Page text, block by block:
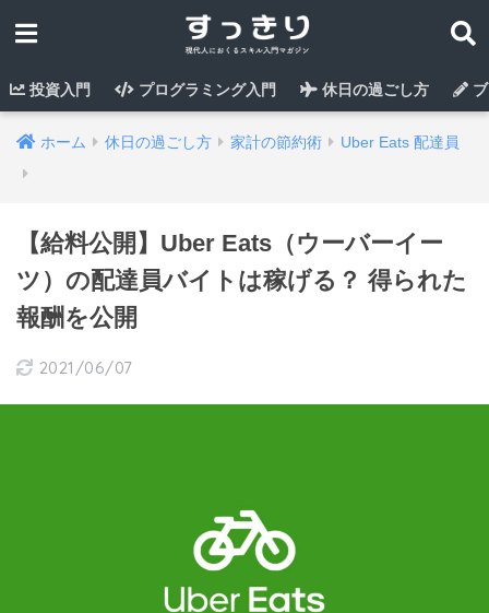
投資入門 プログラミング入門 休日の過ごし方
ホーム 休日の過ごし方 家計の節約術 Uber Eats 配達員
【給料公開】Uber Eats（ウーバーイー
ツ）の配達員バイトは稼げる？ 得られた
報酬を公開
2021/06/07